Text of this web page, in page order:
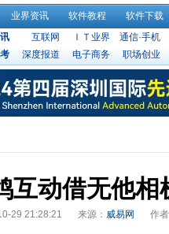
业界资讯 软件教程
软件下载
互联网 ＩＴ业界
通信·手机
深度报道 电子商务 职场创业
互动借无他相
29 21:28:21 来源： 威易网 作